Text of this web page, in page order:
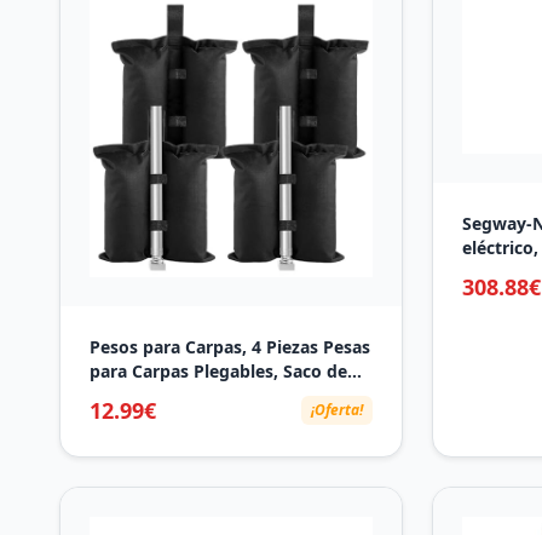
Pesos para Carpas, 4 Piezas Pesas
para Carpas Plegables, Saco de
Arena para Peso, Saco Arena
Pergola, Adecuado para
Sombrillas
12.99€ ¡Oferta!
Segway-
eléctrico,
máxima,
308.88€